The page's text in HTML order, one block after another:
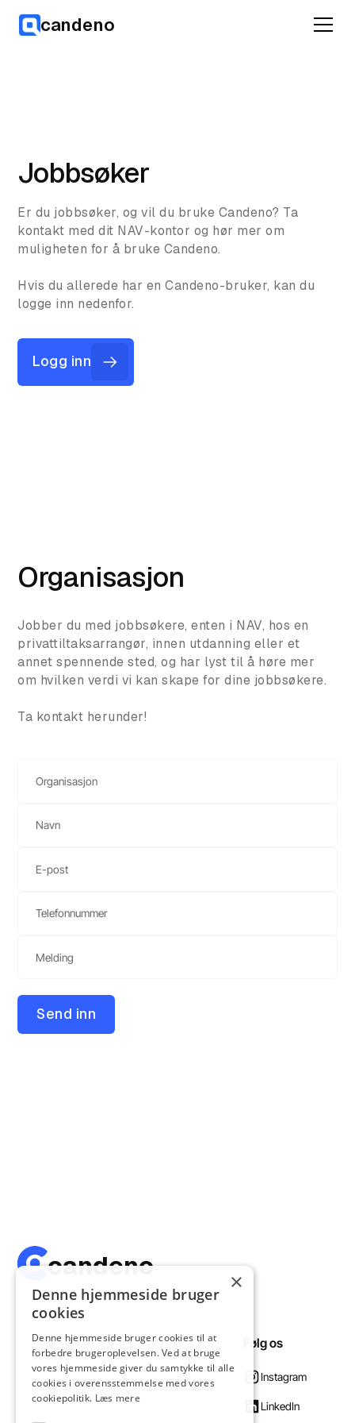
candeno
Jobbsøker
Er du jobbsøker, og vil du bruke Candeno? Ta
kontakt med dit NAV-kontor og hør mer om
muligheten for å bruke Candeno.
Hvis du allerede har en Candeno-bruker, kan du
logge inn nedenfor.
Logg inn
Organisasjon
Jobber du med jobbsøkere, enten i NAV, hos en
privattiltaksarrangør, innen utdanning eller et
annet spennende sted, og har lyst til å høre mer
om hvilken verdi vi kan skape for dine jobbsøkere.
Ta kontakt herunder!
candeno
Følg os
Instagram
LinkedIn
×
Denne hjemmeside bruger
cookies
Denne hjemmeside bruger cookies til at
forbedre brugeroplevelsen. Ved at bruge
vores hjemmeside giver du samtykke til alle
cookies i overensstemmelse med vores
cookiepolitik. Læs mere